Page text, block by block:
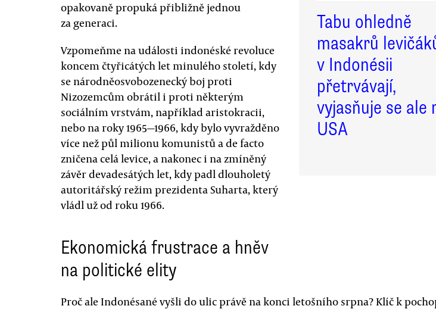
Tabu ohledně
masakrů
v Indonésii
přetrvávají,
vyjasňuje se ale
USA
opakovaně propuká přibližně jednou
za generaci.
Vzpomeňme na události indonéské revoluce
koncem čtyřicátých let minulého století, kdy
se národněosvobozenecký boj proti
Nizozemcům obrátil i proti některým
sociálním vrstvám, například aristokracii,
nebo na roky 1965—1966, kdy bylo vyvražděno
více než půl milionu komunistů a de facto
zničena celá levice, a nakonec i na zmíněný
závěr devadesátých let, kdy padl dlouholetý
autoritářský režim prezidenta Suharta, který
vládl už od roku 1966.
Ekonomická frustrace a hněv
na politické elity
Proč ale Indonésané vyšli do ulic právě na konci letošního srpna? Klíč k